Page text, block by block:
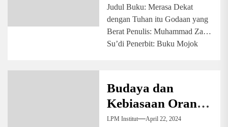
Judul Buku: Merasa Dekat
dengan Tuhan itu Godaan yang
Berat Penulis: Muhammad Zaid
Su’di Penerbit: Buku Mojok
Budaya dan
Kebiasaan Orang
Sumatra
LPM Institut April 22, 2024